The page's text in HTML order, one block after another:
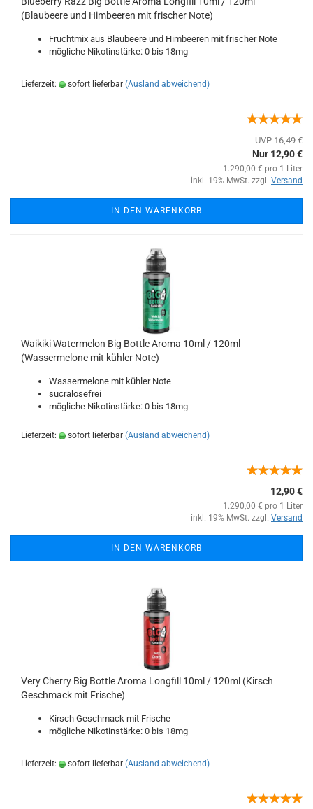
(Blaubeere und Himbeeren mit frischer Note)
Fruchtmix aus Blaubeere und Himbeeren mit frischer Note
mögliche Nikotinstärke: 0 bis 18mg
Lieferzeit: sofort lieferbar (Ausland abweichend)
UVP 16,49 €
Nur 12,90 €
1.290,00 € pro 1 Liter
inkl. 19% MwSt. zzgl. Versand
IN DEN WARENKORB
Waikiki Watermelon Big Bottle Aroma 10ml / 120ml
(Wassermelone mit kühler Note)
Wassermelone mit kühler Note
sucralosefrei
mögliche Nikotinstärke: 0 bis 18mg
Lieferzeit: sofort lieferbar (Ausland abweichend)
12,90 €
1.290,00 € pro 1 Liter
inkl. 19% MwSt. zzgl. Versand
IN DEN WARENKORB
Very Cherry Big Bottle Aroma Longfill 10ml / 120ml (Kirsch
Geschmack mit Frische)
Kirsch Geschmack mit Frische
mögliche Nikotinstärke: 0 bis 18mg
Lieferzeit: sofort lieferbar (Ausland abweichend)